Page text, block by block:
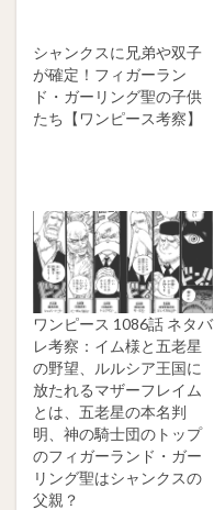
シャンクスに兄弟や双子
が確定！フィガーラン
ド・ガーリング聖の子供
たち【ワンピース考察】
ワンピース 1086話 ネタバ
レ考察：イム様と五老星
の野望、ルルシア王国に
放たれるマザーフレイム
とは、五老星の本名判
明、神の騎士団のトップ
のフィガーランド・ガー
リング聖はシャンクスの
父親？